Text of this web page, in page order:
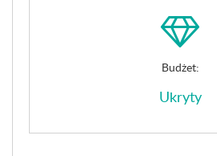
Budżet:
Ukryty